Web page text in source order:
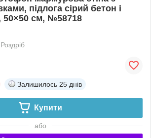
підлога сірий бетон і
50×50 см, №58718
Роздріб
Залишилось 25 днів
Купити
або